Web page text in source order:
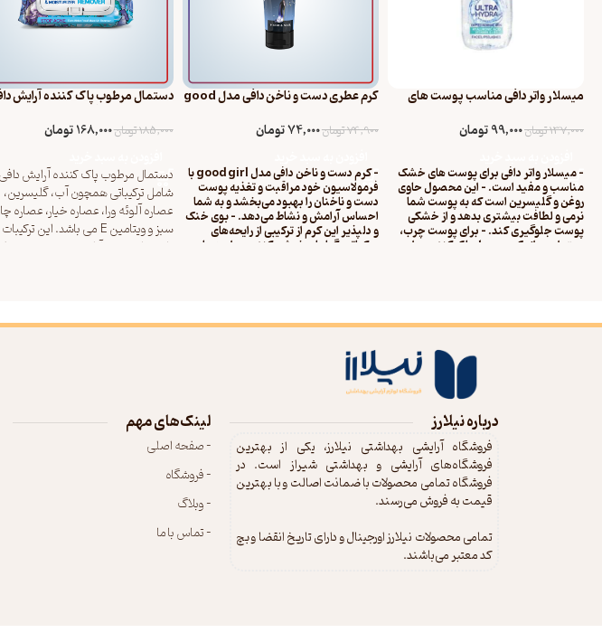
میسلار واتر دافی مناسب پوست های
137,000تومان99,000تومان
- میسلار واتر دافی برای پوست های خشک
مناسب و مفید است. - این محصول حاوی
روغن و گلیسرین است که به پوست شما
نرمی و لطافت بیشتری بدهد و از خشکی
پوست جلوگیری کند. - برای پوست چرب،
بهتر است از یک محصول پاک کننده برای
کرم عطری دست و ناخن دافی مدل good
74,900تومان74,000تومان
- کرم دست و ناخن دافی مدل good girl با
فرمولاسیون خود مراقبت و تغذیه پوست
دست و ناخنان را بهبود می‌بخشد و به شما
احساس آرامش و نشاط می‌دهد. - بوی خنک
و دلپذیر این کرم از ترکیبی از رایحه‌های
مرکباتی، گیاهان خوشبوکننده و رایحه‌های
ترک‌های ناشی از آب و هوا و مواد شوینده‌ی
قوی محافظت می‌کند. - خاصیت ضدعفونی
کننده این کرم به پوست دست و ناخنان
کمک می‌کند تا از باکتری‌ها و ویروس‌های
مختلف محافظت شوند. - کرم عطری دست
دست و ناخنان است و با استف
دستمال مرطوب پاک کننده آرایش
185,000تومان168,000تومان
دستمال مرطوب پاک کننده آرایش دافی
شامل ترکیباتی همچون آب، گلیسرین،
عصاره آلوئه ورا، عصاره خیار، عصاره
سبز و ویتامین E می باشد. این ترکیبات
باعث پاک شدن آرایش و همچنین مرطوب
صورت سنتی استفاده شود. این
درباره نیلارز
فروشگاه آرایشی بهداشتی نیلارز، یکی از بهترین
فروشگاه‌های آرایشی و بهداشتی شیراز است. در
فروشگاه تمامی محصولات با ضمانت اصالت و با بهترین
قیمت به فروش می‌رسند.
تمامی محصولات نیلارز اورجینال و دارای تاریخ انقضا و بچ
کد معتبر می‌باشند.
لینک‌های مهم
- صفحه اصلی
- فروشگاه
- وبلاگ
- تماس با ما